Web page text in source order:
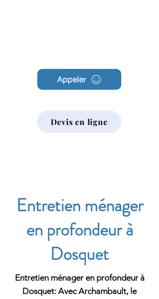
Appeler
Devis en ligne
Entretien ménager
en profondeur à
Dosquet
Entretien ménager en profondeur à
Dosquet: Avec Archambault, le